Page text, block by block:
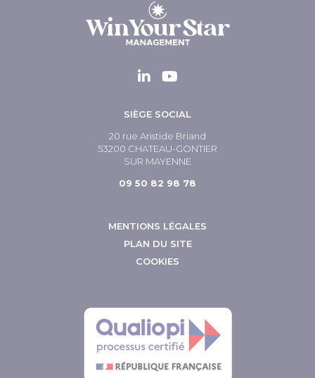
SIÈGE SOCIAL
20 rue Aristide Briand
53200 CHATEAU-GONTIER
SUR MAYENNE
09 50 82 98 78
MENTIONS LÉGALES
PLAN DU SITE
COOKIES